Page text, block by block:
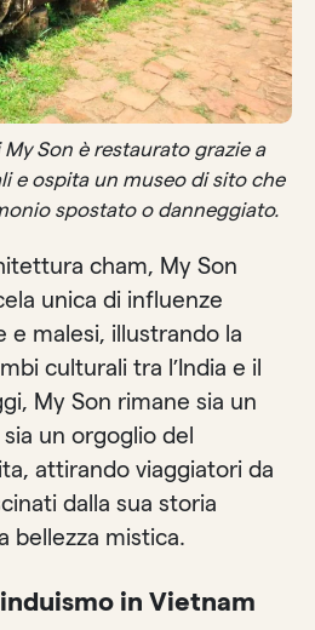
Son è restaurato grazie a
e ospita un museo di sito che
spostato o danneggiato.
cham, My Son
unica di influenze
e malesi, illustrando la
culturali tra l’India e il
My Son rimane sia un
un orgoglio del
attirando viaggiatori da
dalla sua storia
bellezza mistica.
in Vietnam